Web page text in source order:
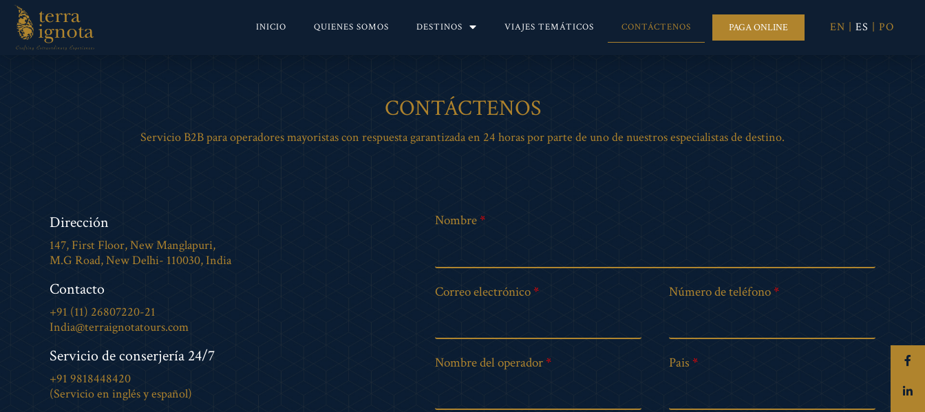
INICIO QUIENES SOMOS DESTINOS VIAJES TEMÁTICOS CONTÁCTENOS PAGA ONLINE EN ES PO
CONTÁCTENOS
Servicio B2B para operadores mayoristas con respuesta garantizada en 24 horas por parte de uno de nuestros especialistas de destino.
Dirección
147, First Floor, New Manglapuri,
M.G Road, New Delhi- 110030, India
Contacto
+91 (11) 26807220-21
India@terraignotatours.com
Servicio de conserjería 24/7
+91 9818448420
(Servicio en inglés y español)
Nombre
Correo electrónico Número de teléfono
Nombre del operador Pais